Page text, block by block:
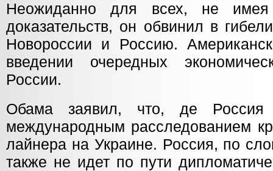
Неожиданно для всех, не имея
доказательств, он обвинил в
Новороссии и Россию.
введении очередных
России.
Обама заявил, что, де Россия
международным расследованием
лайнера на Украине. Россия, по
также не идет по пути